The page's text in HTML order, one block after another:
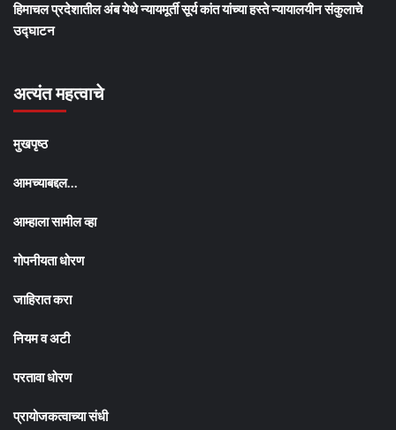
हिमाचल प्रदेशातील अंब येथे न्यायमूर्ती सूर्य कांत यांच्या हस्ते न्यायालयीन संकुलाचे
उद्घाटन
अत्यंत महत्वाचे
मुखपृष्ठ
आमच्याबद्दल…
आम्हाला सामील व्हा
गोपनीयता धोरण
जाहिरात करा
नियम व अटी
परतावा धोरण
प्रायोजकत्वाच्या संधी